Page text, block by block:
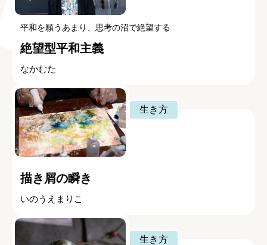
平和を願うあまり、思考の沼で絶望する
絶望型平和主義
なかむた
生き方
描き屑の瞬き
いのうえまりこ
生き方